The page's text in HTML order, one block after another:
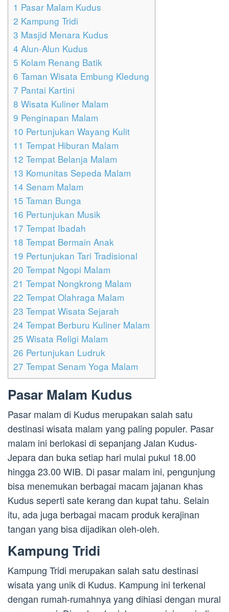
1 Pasar Malam Kudus
2 Kampung Tridi
3 Masjid Menara Kudus
4 Alun-Alun Kudus
5 Kolam Renang Batik
6 Taman Wisata Embung Kledung
7 Pantai Kartini
8 Wisata Kuliner Malam
9 Penginapan Malam
10 Pertunjukan Wayang Kulit
11 Tempat Hiburan Malam
12 Tempat Belanja Malam
13 Komunitas Sepeda Malam
14 Senam Malam
15 Taman Bunga
16 Pertunjukan Musik
17 Tempat Ibadah
18 Tempat Bermain Anak
19 Pertunjukan Tari Tradisional
20 Tempat Ngopi Malam
21 Tempat Nongkrong Malam
22 Tempat Olahraga Malam
23 Tempat Wisata Sejarah
24 Tempat Berburu Kuliner Malam
25 Wisata Religi Malam
26 Pertunjukan Ludruk
27 Tempat Senam Yoga Malam
Pasar Malam Kudus
Pasar malam di Kudus merupakan salah satu
destinasi wisata malam yang paling populer. Pasar
malam ini berlokasi di sepanjang Jalan Kudus-
Jepara dan buka setiap hari mulai pukul 18.00
hingga 23.00 WIB. Di pasar malam ini, pengunjung
bisa menemukan berbagai macam jajanan khas
Kudus seperti sate kerang dan kupat tahu. Selain
itu, ada juga berbagai macam produk kerajinan
tangan yang bisa dijadikan oleh-oleh.
Kampung Tridi
Kampung Tridi merupakan salah satu destinasi
wisata yang unik di Kudus. Kampung ini terkenal
dengan rumah-rumahnya yang dihiasi dengan mural